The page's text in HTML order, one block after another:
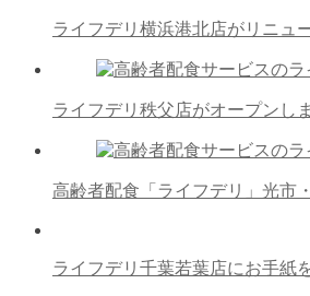
ライフデリ横浜港北店がリニュ
ライフデリ秩父店がオープンし
高齢者配食「ライフデリ」光市
ライフデリ千葉若葉店にお手紙